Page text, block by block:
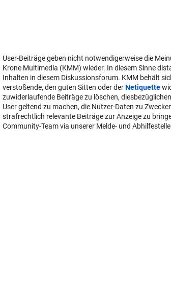
User-Beiträge geben nicht notwendigerweise die
Krone Multimedia (KMM) wieder. In diesem Sinne
Inhalten in diesem Diskussionsforum. KMM behält
verstoßende, den guten Sitten oder derNetiquette
zuwiderlaufende Beiträge zu löschen,
User geltend zu machen, die Nutzer-Daten zu
strafrechtlich relevante Beiträge zur Anzeige zu
Community-Team via unserer Melde- und